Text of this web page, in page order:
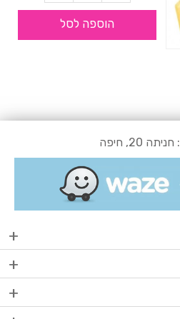
הוספה לסל
: חניתה 20, חיפה